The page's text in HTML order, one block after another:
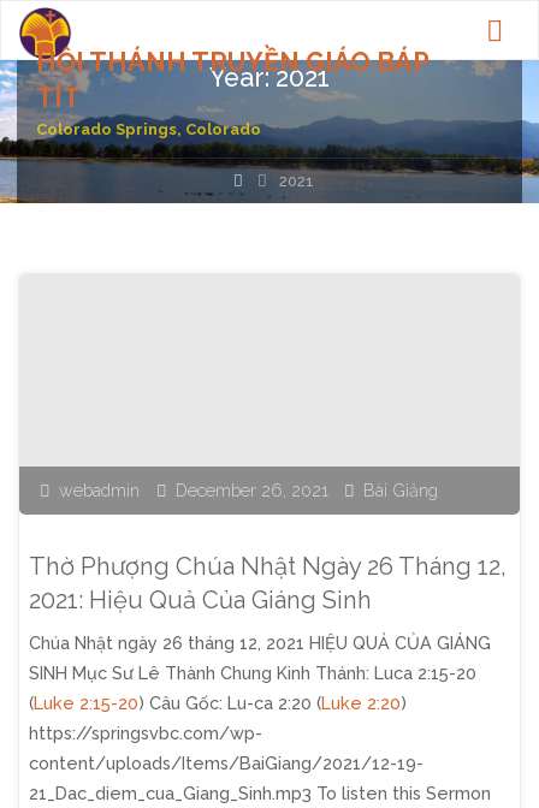
HỘI THÁNH TRUYỀN GIÁO BÁP
TÍT
Colorado Springs, Colorado
Year:2021
Home2021
webadmin December 26, 2021 Bài Giảng
Thờ Phượng Chúa Nhật Ngày 26 Tháng 12,
2021: Hiệu Quả Của Giáng Sinh
Chúa Nhật ngày 26 tháng 12, 2021 HIỆU QUẢ CỦA GIÁNG
SINH Mục Sư Lê Thành Chung Kinh Thánh: Luca 2:15-20
(Luke 2:15-20) Câu Gốc: Lu-ca 2:20 (Luke 2:20)
https://springsvbc.com/wp-
content/uploads/Items/BaiGiang/2021/12-19-
21_Dac_diem_cua_Giang_Sinh.mp3 To listen this Sermon